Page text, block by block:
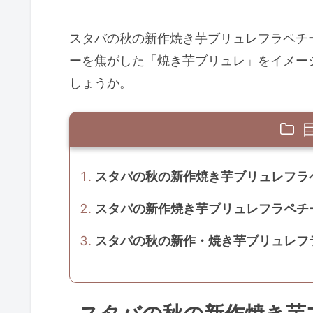
スタバの秋の新作焼き芋ブリュレフラペ
ーを焦がした「焼き芋ブリュレ」をイメ
しょうか。
スタバの秋の新作焼き芋ブリュレフ
スタバの新作焼き芋ブリュレフラペ
スタバの秋の新作・焼き芋ブリュレ